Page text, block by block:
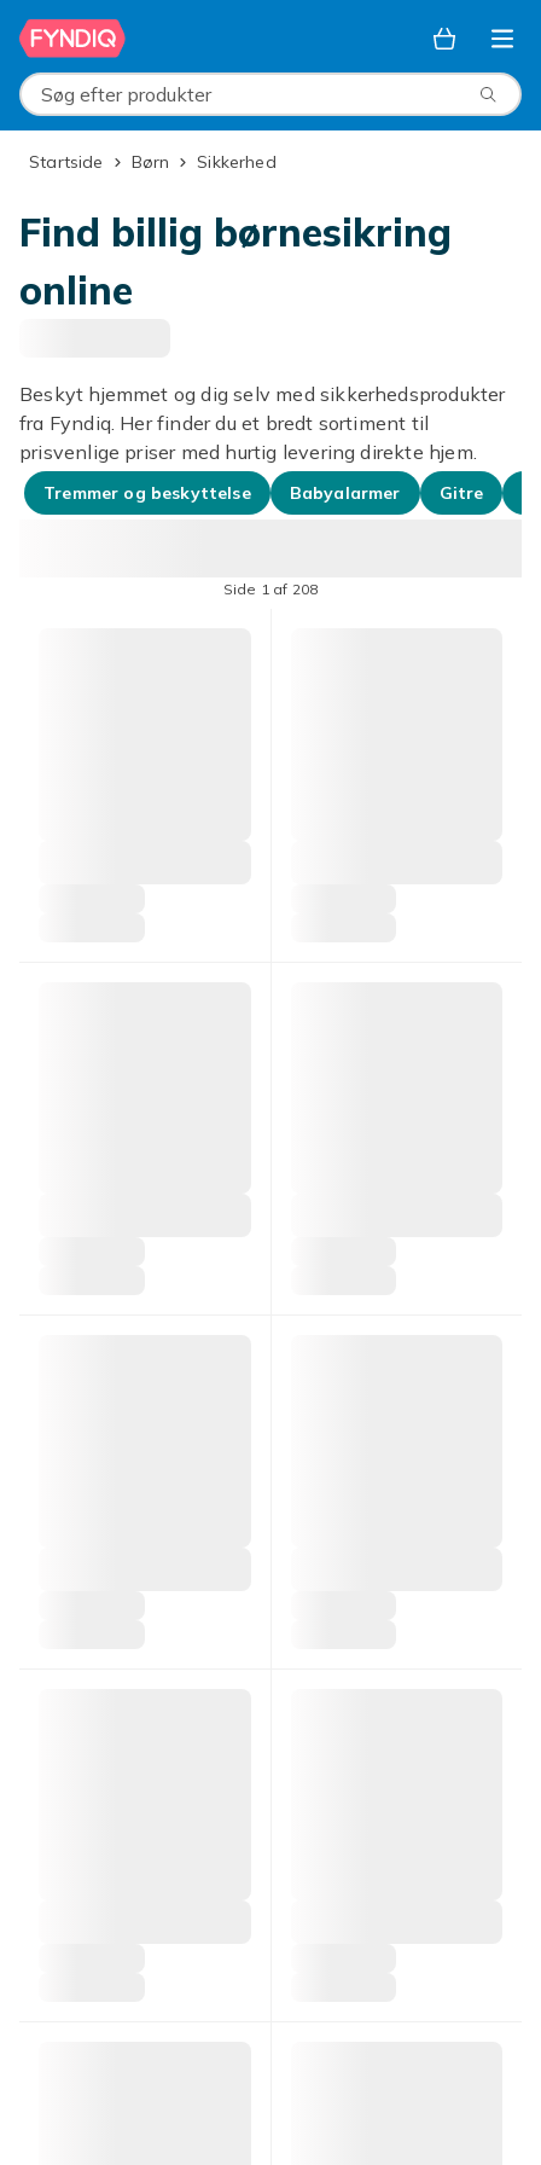
Spring til hovedindhold
Søg efter produkter
Startside Børn Sikkerhed
Find billig børnesikring
online
Beskyt hjemmet og dig selv med sikkerhedsprodukter
fra Fyndiq. Her finder du et bredt sortiment til
prisvenlige priser med hurtig levering direkte hjem.
Tremmer og beskyttelse Babyalarmer Gitre
Side 1 af 208